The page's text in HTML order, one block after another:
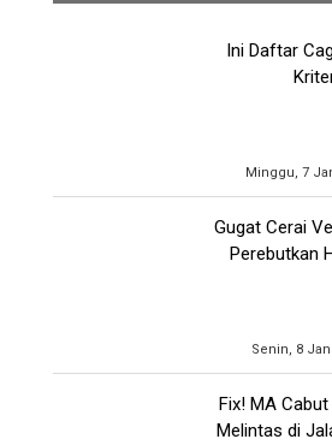
Ini Daftar
Minggu, 7
Gugat Cerai
Perebutkan
Senin, 8 Jan
Fix! MA
Melintas di